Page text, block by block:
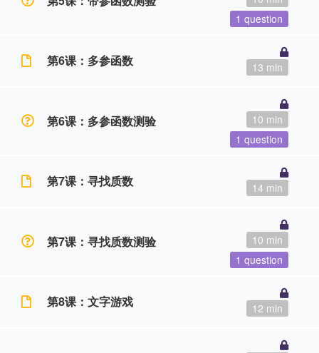
1 question
第6课：多参函数 13 min
第6课：多参函数测验
1 question
10 min
第7课：寻找质数 14 min
第7课：寻找质数测验
1 question
10 min
第8课：文字游戏 12 min